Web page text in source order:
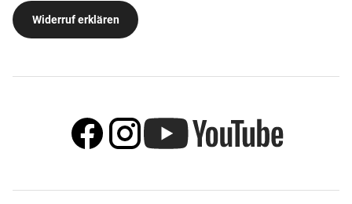
Widerruf erklären